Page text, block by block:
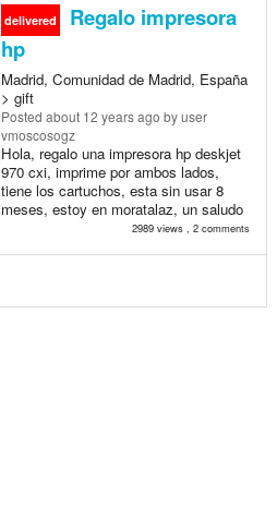
delivered
Regalo impresora
hp
Madrid, Comunidad de Madrid, España
> gift
Posted about 12 years ago by user
vmoscosogz
Hola, regalo una impresora hp deskjet
970 cxi, imprime por ambos lados,
tiene los cartuchos, esta sin usar 8
meses, estoy en moratalaz, un saludo
2989 views , 2 comments